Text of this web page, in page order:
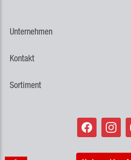
Unternehmen
Kontakt
Sortiment